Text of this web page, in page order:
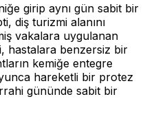
girip aynı gün sabit bir
diş turizmi alanını
vakalara uygulanan
hastalara benzersiz bir
kemiğe entegre
hareketli bir protez
gününde sabit bir